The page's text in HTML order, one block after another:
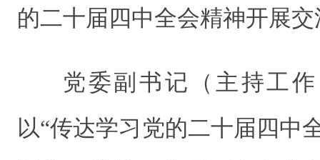
的二十届四中全会精神开展
党委副书记（主持工
以“传达学习党的二十届四中